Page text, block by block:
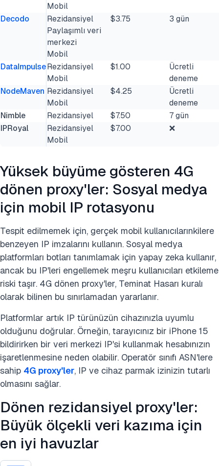
Mobil
Decodo
Rezidansiyel
Paylaşımlı veri
merkezi
Mobil
$3.75 3 gün
DataImpulseRezidansiyel
Mobil
$1.00
Ücretli
deneme
NodeMaven Rezidansiyel
Mobil
$4.25
Ücretli
deneme
Nimble
Rezidansiyel $7.50
7 gün
IPRoyal
Rezidansiyel
Mobil
$7.00 ❌
Yüksek büyüme gösteren 4G
dönen proxy'ler: Sosyal medya
için mobil IP rotasyonu
Tespit edilmemek için, gerçek mobil kullanıcılarınkilere
benzeyen IP imzalarını kullanın. Sosyal medya
platformları botları tanımlamak için yapay zeka kullanır,
ancak bu IP'leri engellemek meşru kullanıcıları etkileme
riski taşır. 4G dönen proxy'ler, Teminat Hasarı kuralı
olarak bilinen bu sınırlamadan yararlanır.
Platformlar artık IP türünüzün cihazınızla uyumlu
olduğunu doğrular. Örneğin, tarayıcınız bir iPhone 15
bildirirken bir veri merkezi IP'si kullanmak hesabınızın
işaretlenmesine neden olabilir. Operatör sınıfı ASN'lere
sahip 4G proxy'ler, IP ve cihaz parmak izinizin tutarlı
olmasını sağlar.
Dönen rezidansiyel proxy'ler:
Büyük ölçekli veri kazıma için
en iyi havuzlar